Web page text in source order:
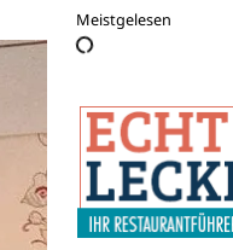
Meistgelesen